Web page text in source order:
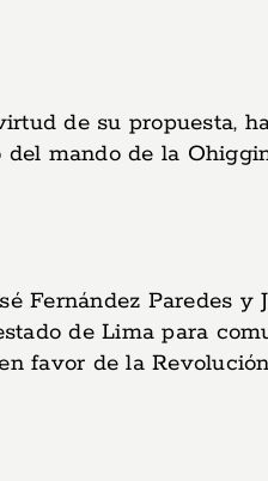
de su propuesta,
mando de la
Fernández Paredes
de Lima para
favor de la